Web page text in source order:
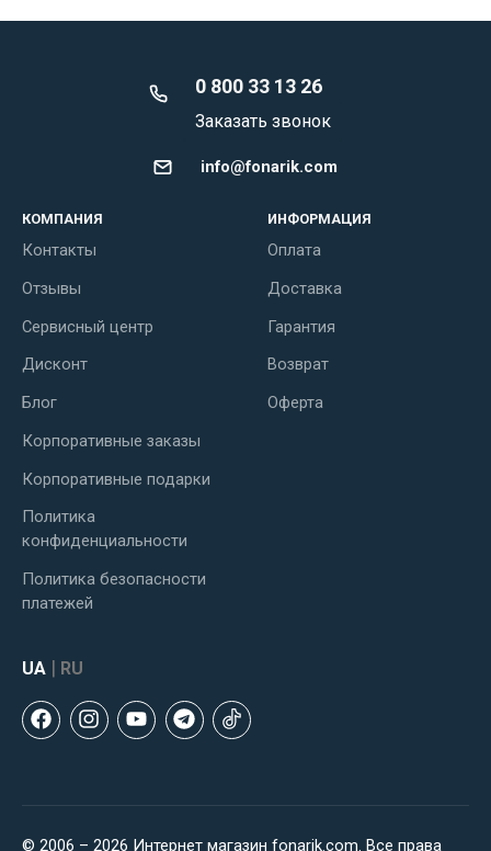
0 800 33 13 26
Заказать звонок
info@fonarik.com
КОМПАНИЯ
Контакты
Отзывы
Сервисный центр
Дисконт
Блог
Корпоративные заказы
Корпоративные подарки
Политика
конфиденциальности
Политика безопасности
платежей
ИНФОРМАЦИЯ
Оплата
Доставка
Гарантия
Возврат
Оферта
UA | RU
© 2006 – 2026 Интернет магазин fonarik.com. Все права